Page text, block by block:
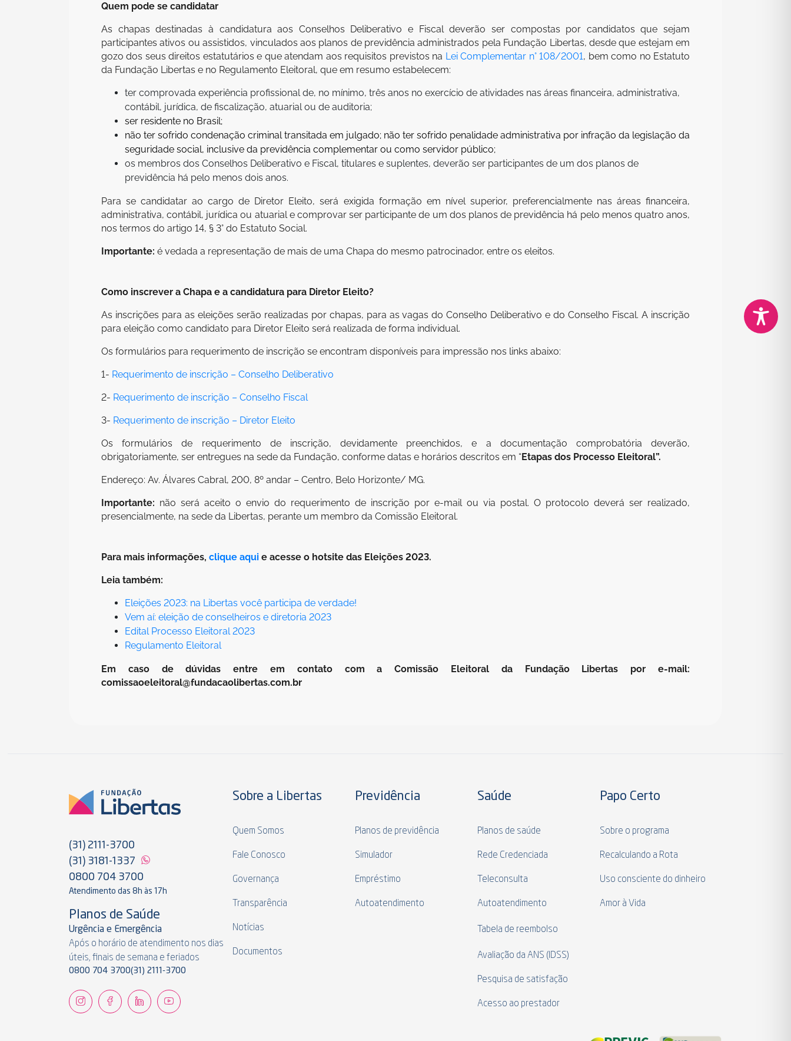
Quem pode se candidatar
As chapas destinadas à candidatura aos Conselhos Deliberativo e Fiscal deverão ser compostas por candidatos que sejam
participantes ativos ou assistidos, vinculados aos planos de previdência administrados pela Fundação Libertas, desde que estejam em
gozo dos seus direitos estatutários e que atendam aos requisitos previstos na Lei Complementar n° 108/2001, bem como no Estatuto
da Fundação Libertas e no Regulamento Eleitoral, que em resumo estabelecem:
ter comprovada experiência profissional de, no mínimo, três anos no exercício de atividades nas áreas financeira, administrativa,
contábil, jurídica, de fiscalização, atuarial ou de auditoria;
ser residente no Brasil;
não ter sofrido condenação criminal transitada em julgado; não ter sofrido penalidade administrativa por infração da legislação da
seguridade social, inclusive da previdência complementar ou como servidor público;
os membros dos Conselhos Deliberativo e Fiscal, titulares e suplentes, deverão ser participantes de um dos planos de
previdência há pelo menos dois anos.
Para se candidatar ao cargo de Diretor Eleito, será exigida formação em nível superior, preferencialmente nas áreas financeira,
administrativa, contábil, jurídica ou atuarial e comprovar ser participante de um dos planos de previdência há pelo menos quatro anos,
nos termos do artigo 14, § 3° do Estatuto Social.
Importante: é vedada a representação de mais de uma Chapa do mesmo patrocinador, entre os eleitos.
Como inscrever a Chapa e a candidatura para Diretor Eleito?
As inscrições para as eleições serão realizadas por chapas, para as vagas do Conselho Deliberativo e do Conselho Fiscal. A inscrição
para eleição como candidato para Diretor Eleito será realizada de forma individual.
Os formulários para requerimento de inscrição se encontram disponíveis para impressão nos links abaixo:
1- Requerimento de inscrição – Conselho Deliberativo
2- Requerimento de inscrição – Conselho Fiscal
3- Requerimento de inscrição – Diretor Eleito
Os formulários de requerimento de inscrição, devidamente preenchidos, e a documentação comprobatória deverão,
obrigatoriamente, ser entregues na sede da Fundação, conforme datas e horários descritos em “ Etapas dos Processo Eleitoral”.
Endereço: Av. Álvares Cabral, 200, 8º andar – Centro, Belo Horizonte/ MG.
Importante: não será aceito o envio do requerimento de inscrição por e-mail ou via postal. O protocolo deverá ser realizado,
presencialmente, na sede da Libertas, perante um membro da Comissão Eleitoral.
Para mais informações, clique aqui e acesse o hotsite das Eleições 2023.
Leia também:
Eleições 2023: na Libertas você participa de verdade!
Vem aí: eleição de conselheiros e diretoria 2023
Edital Processo Eleitoral 2023
Regulamento Eleitoral
Em caso de dúvidas entre em contato com a Comissão Eleitoral da Fundação Libertas por e-mail:
comissaoeleitoral@fundacaolibertas.com.br
(31) 2111-3700
(31) 3181-1337
0800 704 3700
Atendimento das 8h às 17h
Planos de Saúde
Urgência e Emergência
Após o horário de atendimento nos dias
úteis, finais de semana e feriados
0800 704 3700(31) 2111-3700
Sobre a Libertas
Quem Somos
Fale Conosco
Governança
Transparência
Notícias
Documentos
Previdência
Planos de previdência
Simulador
Empréstimo
Autoatendimento
Saúde
Planos de saúde
Rede Credenciada
Teleconsulta
Autoatendimento
Tabela de reembolso
Avaliação da ANS (IDSS)
Pesquisa de satisfação
Acesso ao prestador
Papo Certo
Sobre o programa
Recalculando a Rota
Uso consciente do dinheiro
Amor à Vida